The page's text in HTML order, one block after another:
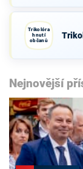
Trikolóra
hnutí
občanů
Nejnovější